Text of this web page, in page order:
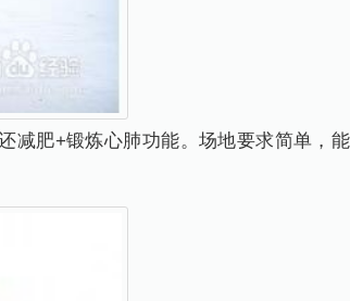
减肥+锻炼心肺功能。场地要求简单，